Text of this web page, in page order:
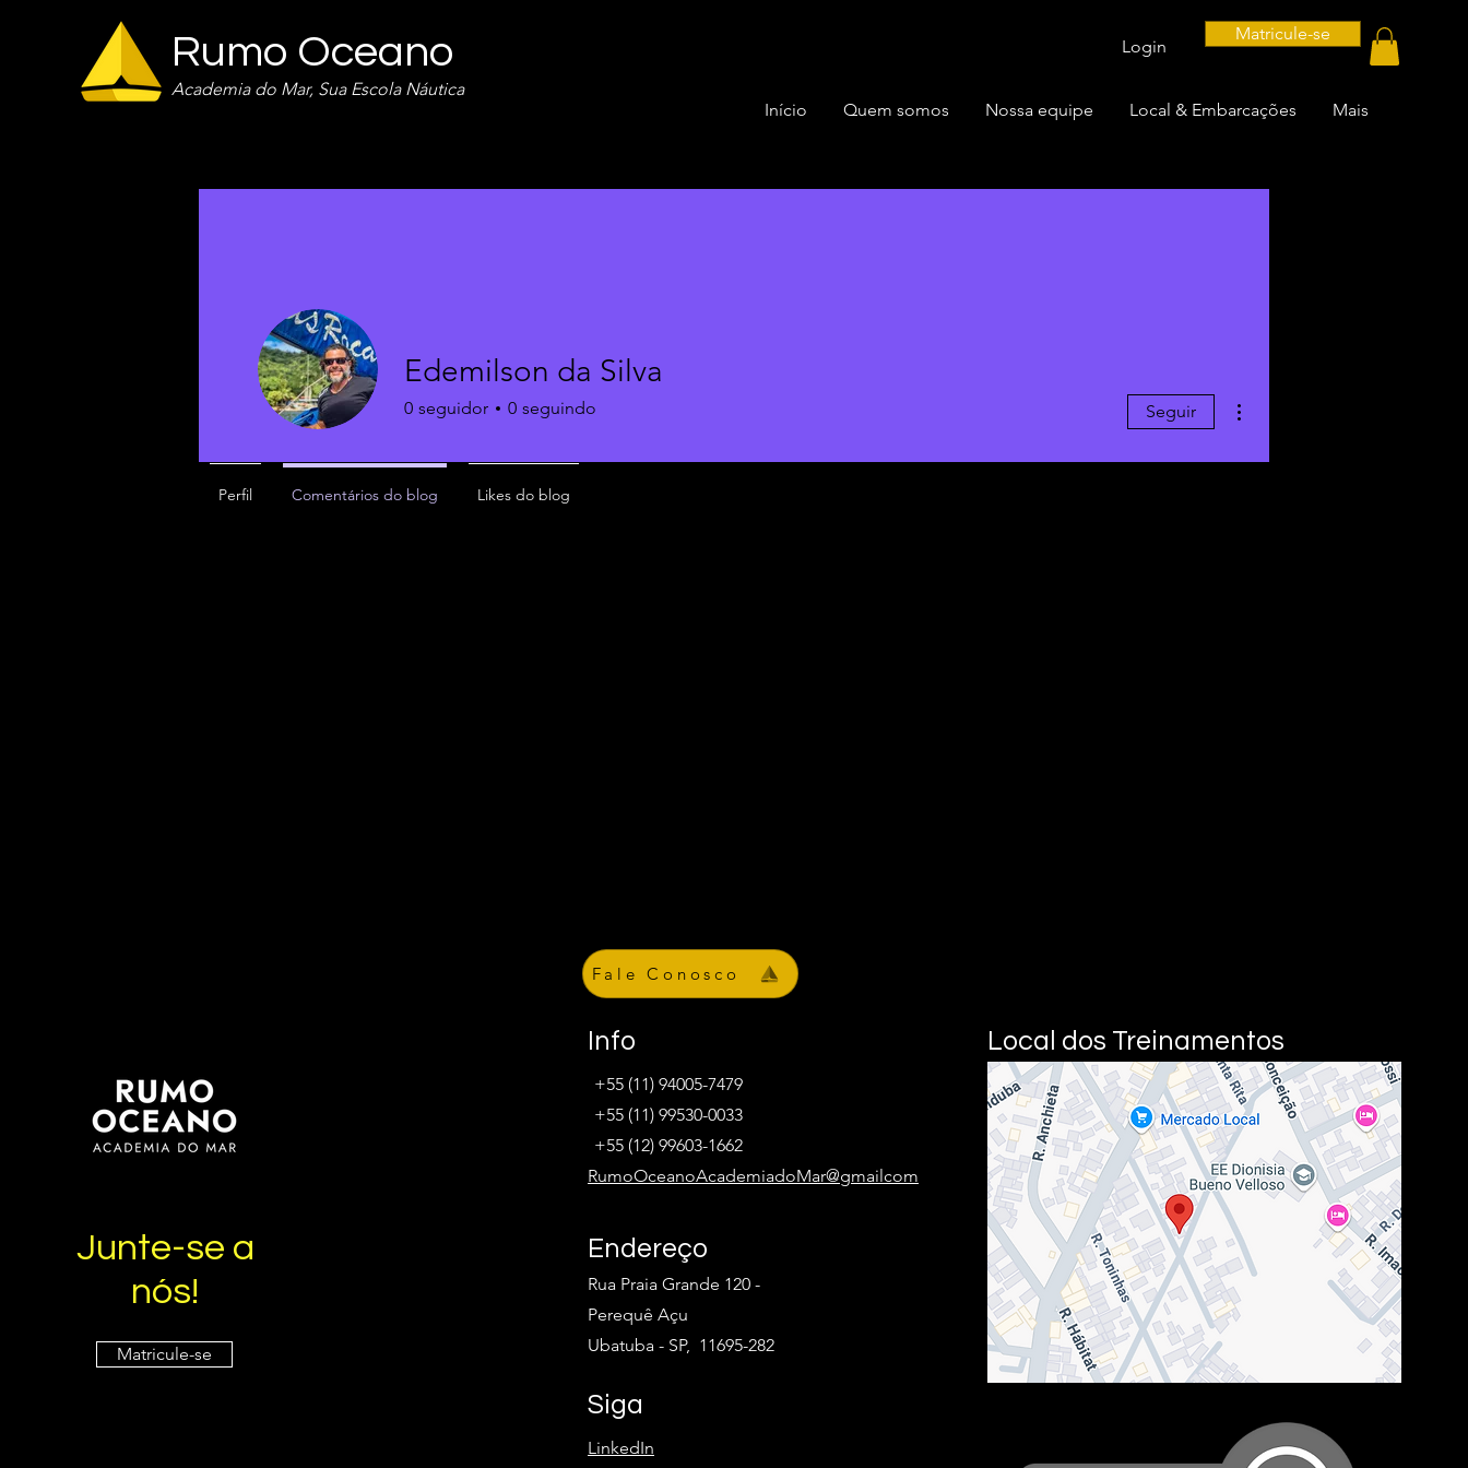
Rumo Oceano
Academia do Mar, Sua Escola Náutica
Login
Matricule-se
Início Quem somos Nossa equipe Local & Embarcações Mais
Edemilson da Silva
0 seguidor 0 seguindo Seguir
Perfil Comentários do blog Likes do blog
Junte-se a
nós!
Matricule-se
Fale Conosco
Info
+55 (11) 94005-7479
+55 (11) 99530-0033
+55 (12) 99603-1662
RumoOceanoAcademiadoMar@gmailcom
Endereço
Rua Praia Grande 120 -
Perequê Açu
Ubatuba - SP, 11695-282
Siga
LinkedIn
Local dos Treinamentos